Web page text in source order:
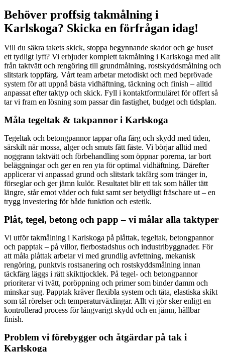
Behöver proffsig takmålning i
Karlskoga? Skicka en förfrågan idag!
Vill du säkra takets skick, stoppa begynnande skador och ge huset
ett tydligt lyft? Vi erbjuder komplett takmålning i Karlskoga med allt
från taktvätt och rengöring till grundmålning, rostskyddsmålning och
slitstark toppfärg. Vårt team arbetar metodiskt och med beprövade
system för att uppnå bästa vidhäftning, täckning och finish – alltid
anpassat efter taktyp och skick. Fyll i kontaktformuläret för offert så
tar vi fram en lösning som passar din fastighet, budget och tidsplan.
Måla tegeltak & takpannor i Karlskoga
Tegeltak och betongpannor tappar ofta färg och skydd med tiden,
särskilt när mossa, alger och smuts fått fäste. Vi börjar alltid med
noggrann taktvätt och förbehandling som öppnar porerna, tar bort
beläggningar och ger en ren yta för optimal vidhäftning. Därefter
applicerar vi anpassad grund och slitstark takfärg som tränger in,
förseglar och ger jämn kulör. Resultatet blir ett tak som håller tätt
längre, står emot väder och fukt samt ser betydligt fräschare ut – en
trygg investering för både funktion och estetik.
Plåt, tegel, betong och papp – vi målar alla taktyper
Vi utför takmålning i Karlskoga på plåttak, tegeltak, betongpannor
och papptak – på villor, flerbostadshus och industribyggnader. För
att måla plåttak arbetar vi med grundlig avfettning, mekanisk
rengöring, punktvis rostsanering och rostskyddsmålning innan
täckfärg läggs i rätt skikttjocklek. På tegel- och betongpannor
prioriterar vi tvätt, poröppning och primer som binder damm och
minskar sug. Papptak kräver flexibla system och täta, elastiska skikt
som tål rörelser och temperaturväxlingar. Allt vi gör sker enligt en
kontrollerad process för långvarigt skydd och en jämn, hållbar
finish.
Problem vi förebygger och åtgärdar på tak i
Karlskoga